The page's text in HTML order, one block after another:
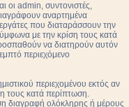
οι admin, συντονιστές,
αναρτημένα
που διαταράσσουν την
με την κρίση τους κατά
να διατηρούν αυτόν
περιεχόμενο
περιεχομένου εκτός αν
τους κατά περίπτωση.
διαγραφή ολόκληρης ή μέρους